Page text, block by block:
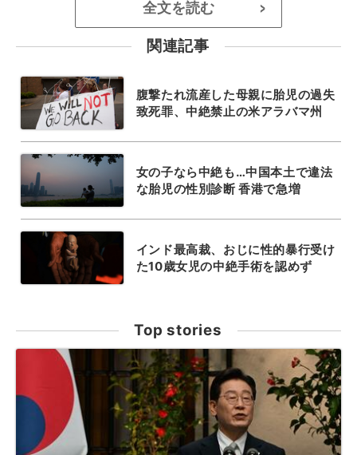
全文を読む >
関連記事
腹撃たれ流産した母親に胎児の過失
致死罪、中絶禁止の米アラバマ州
女の子なら中絶も…中国本土で違法
な胎児の性別診断 香港で急増
インド最高裁、おじに性的暴行受け
た10歳女児の中絶手術を認めず
Top stories